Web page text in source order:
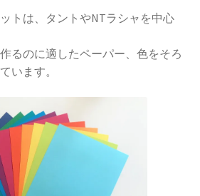
トは、タントやNTラシャを中心
るのに適したペーパー、色をそろ
います。